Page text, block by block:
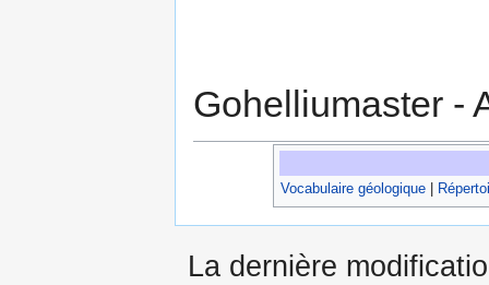
Gohelliumaster -
Vocabulaire géologique
La dernière